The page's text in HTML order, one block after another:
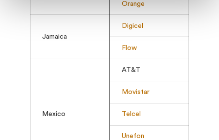
Orange
Jamaica
Digicel
Flow
Mexico
AT&T
Movistar
Telcel
Unefon